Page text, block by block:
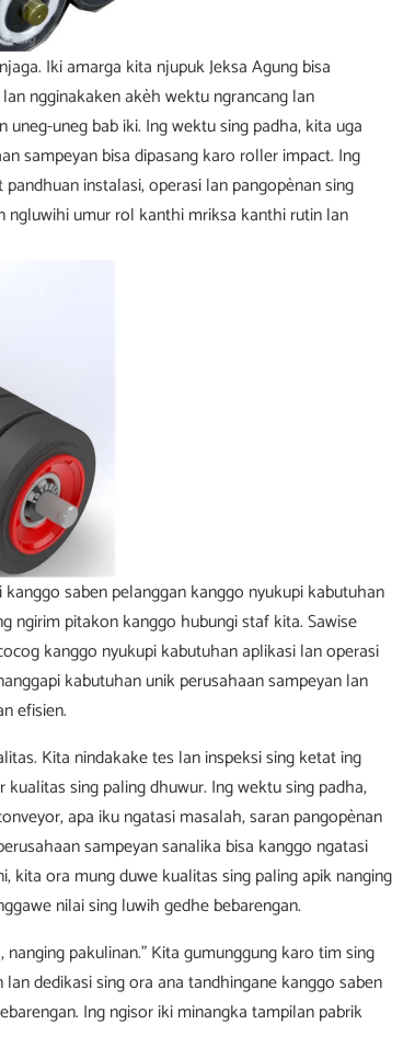
Iki amarga kita njupuk Jeksa Agung bisa
ngginakaken akèh wektu ngrancang lan
uneg bab iki. Ing wektu sing padha, kita uga
sampeyan bisa dipasang karo roller impact. Ing
instalasi, operasi lan pangopènan sing
ngluwihi umur rol kanthi mriksa kanthi rutin lan
saben pelanggan kanggo nyukupi kabutuhan
ngirim pitakon kanggo hubungi staf kita. Sawise
kanggo nyukupi kabutuhan aplikasi lan operasi
kabutuhan unik perusahaan sampeyan lan
efisien.
Kita nindakake tes lan inspeksi sing ketat ing
sing paling dhuwur. Ing wektu sing padha,
apa iku ngatasi masalah, saran pangopènan
sampeyan sanalika bisa kanggo ngatasi
kita ora mung duwe kualitas sing paling apik nanging
nilai sing luwih gedhe bebarengan.
pakulinan." Kita gumunggung karo tim sing
dedikasi sing ora ana tandhingane kanggo saben
Ing ngisor iki minangka tampilan pabrik